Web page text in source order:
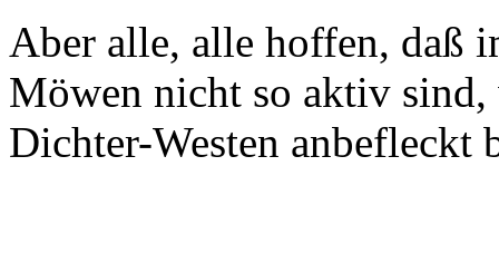
Aber alle, alle hoffen, daß
Möwen nicht so aktiv
Dichter-Westen anbefleckt